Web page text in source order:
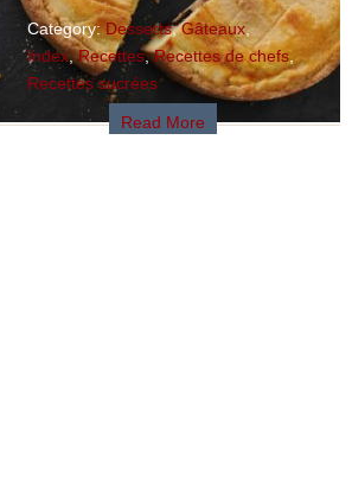
Category:Desserts,Gâteaux,
Index,Recettes,Recettes de chefs,
Recettes sucrées
Read More